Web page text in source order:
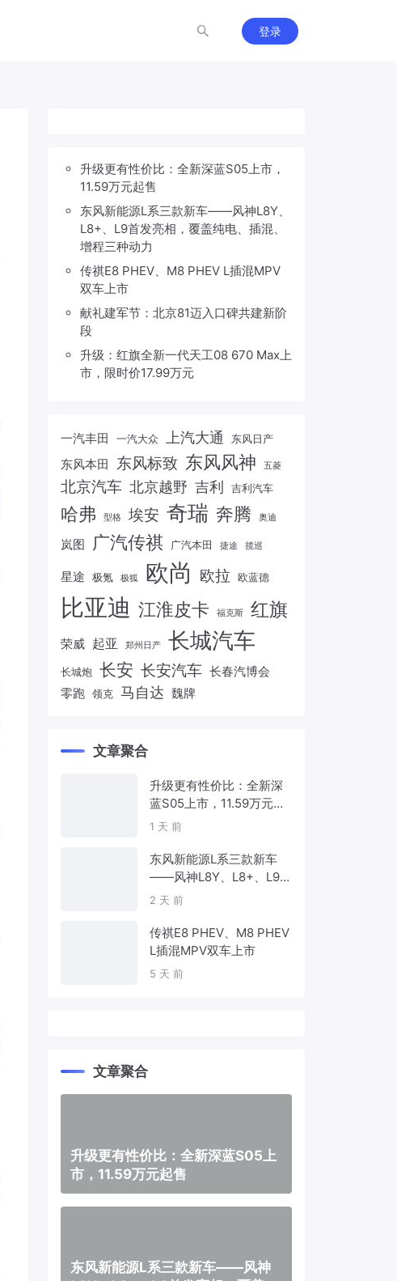
登录
升级更有性价比：全新深蓝S05上市，
11.59万元起售
东风新能源L系三款新车——风神L8Y、
L8+、L9首发亮相，覆盖纯电、插混、
增程三种动力
传祺E8 PHEV、M8 PHEV L插混MPV
双车上市
献礼建军节：北京81迈入口碑共建新阶
段
升级：红旗全新一代天工08 670 Max上
市，限时价17.99万元
一汽丰田 一汽大众 上汽大通 东风日产
东风本田 东风标致 东风风神 五菱
北京汽车 北京越野 吉利 吉利汽车
哈弗 型格 埃安 奇瑞 奔腾 奥迪
岚图 广汽传祺 广汽本田 捷途 揽巡
星途 极氪 极狐 欧尚 欧拉 欧蓝德
比亚迪 江淮皮卡 福克斯 红旗
荣威 起亚 郑州日产 长城汽车
长城炮 长安 长安汽车 长春汽博会
零跑 领克 马自达 魏牌
文章聚合
升级更有性价比：全新深
蓝S05上市，11.59万元起
售
1 天 前
东风新能源L系三款新车
——风神L8Y、L8+、L9
首发亮相，覆盖纯电、插
2 天 前
传祺E8 PHEV、M8 PHEV
L插混MPV双车上市
5 天 前
文章聚合
升级更有性价比：全新深蓝S05上
市，11.59万元起售
东风新能源L系三款新车——风神